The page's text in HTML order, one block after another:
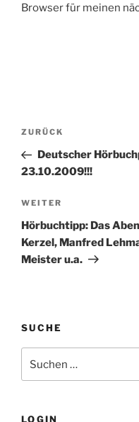
Browser für meinen
Beitragsnavigation
Vorheriger
Beitrag
ZURÜCK
Deutscher
23.10.2009!!!
Nächster
Beitrag
WEITER
Hörbuchtipp: Das
Kerzel, Manfred
Meister u.a.
SUCHE
nach:
LOGIN